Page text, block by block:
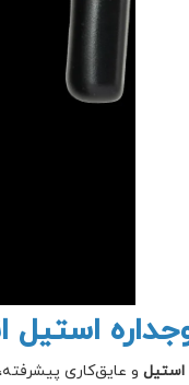
استیلو عایق‌کاری